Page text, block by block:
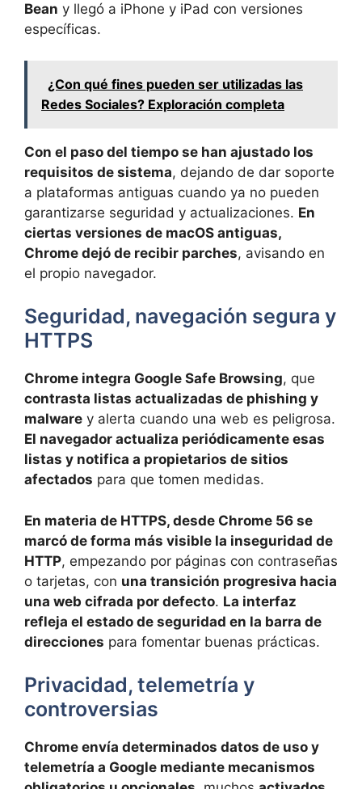
Bean y llegó a iPhone y iPad con versiones
específicas.
¿Con qué fines pueden ser utilizadas las
Redes Sociales? Exploración completa
Con el paso del tiempo se han ajustado los
requisitos de sistema, dejando de dar soporte
a plataformas antiguas cuando ya no pueden
garantizarse seguridad y actualizaciones. En
ciertas versiones de macOS antiguas,
Chrome dejó de recibir parches, avisando en
el propio navegador.
Seguridad, navegación segura y
HTTPS
Chrome integra Google Safe Browsing, que
contrasta listas actualizadas de phishing y
malware y alerta cuando una web es peligrosa.
El navegador actualiza periódicamente esas
listas y notifica a propietarios de sitios
afectados para que tomen medidas.
En materia de HTTPS, desde Chrome 56 se
marcó de forma más visible la inseguridad de
HTTP, empezando por páginas con contraseñas
o tarjetas, con una transición progresiva hacia
una web cifrada por defecto. La interfaz
refleja el estado de seguridad en la barra de
direcciones para fomentar buenas prácticas.
Privacidad, telemetría y
controversias
Chrome envía determinados datos de uso y
telemetría a Google mediante mecanismos